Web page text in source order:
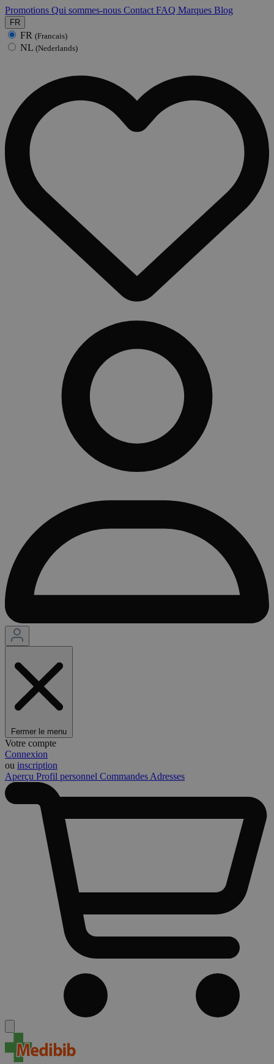
Promotions Qui sommes-nous Contact FAQ Marques Blog
FR
FR (Francais)
NL (Nederlands)
Fermer le menu
Votre compte
Connexion
ou inscription
Aperçu Profil personnel Commandes Adresses